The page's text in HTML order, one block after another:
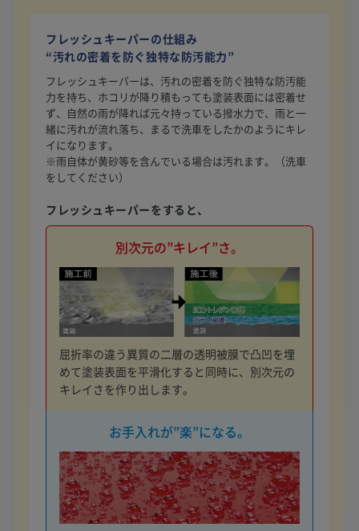
フレッシュキーパーの仕組み
“汚れの密着を防ぐ独特な防汚能力”
フレッシュキーパーは、汚れの密着を防ぐ独特な防汚能
力を持ち、ホコリが降り積もっても塗装表面には密着せ
ず、自然の雨が降れば元々持っている撥水力で、雨と一
緒に汚れが流れ落ち、まるで洗車をしたかのようにキレ
イになります。
※雨自体が黄砂等を含んでいる場合は汚れます。（洗車
をしてください）
フレッシュキーパーをすると、
別次元の”キレイ”さ。
屈折率の違う異質の二層の透明被膜で凸凹を埋
めて塗装表面を平滑化すると同時に、別次元の
キレイさを作り出します。
お手入れが”楽”になる。